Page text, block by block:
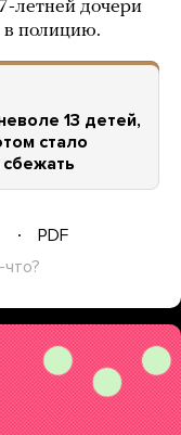
летней дочери
в полицию.
13 детей,
стало
сбежать
PDF